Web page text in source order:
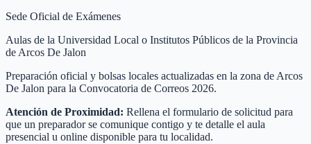
Sede Oficial de Exámenes
Aulas de la Universidad Local o Institutos Públicos de la Provincia
de Arcos De Jalon
Preparación oficial y bolsas locales actualizadas en la zona de Arcos
De Jalon para la Convocatoria de Correos 2026.
Atención de Proximidad: Rellena el formulario de solicitud para
que un preparador se comunique contigo y te detalle el aula
presencial u online disponible para tu localidad.